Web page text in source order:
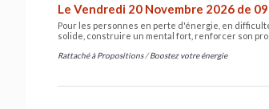
Le Vendredi 20 Novembre 2026 de
Pour les personnes en perte d'énergie, en
solide, construire un mental fort, renforcer son
Rattaché à Propositions /Boostez votre énergie